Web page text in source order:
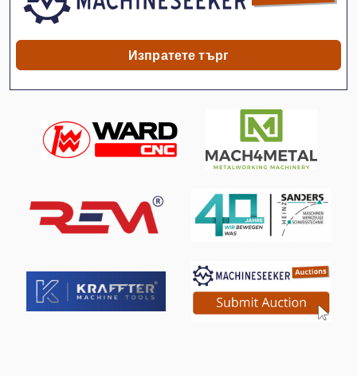
Вмъкване На Машини
Машина На Храните
Място На Производство
Пред Слайд
Производство На Строителни Материали
Работни Превозно Средство
Разработване На Филм Машина
Изпратете търг